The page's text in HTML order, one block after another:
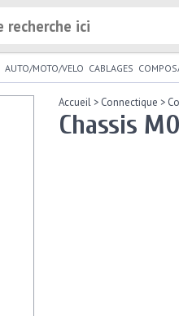
AUTO/MOTO/VELO CABLAGES
Accueil > Connectique >
Chassis